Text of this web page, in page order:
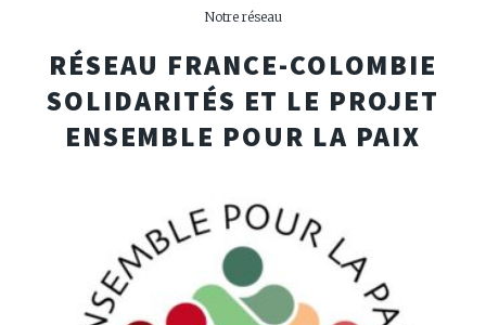
Notre réseau
RÉSEAU FRANCE-COLOMBIE
SOLIDARITÉS ET LE PROJET
ENSEMBLE POUR LA PAIX